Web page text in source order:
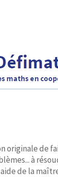
originale de
à
de la